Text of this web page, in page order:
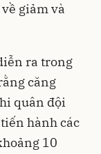
giảm và
ra trong
căng
quân đội
hành các
10